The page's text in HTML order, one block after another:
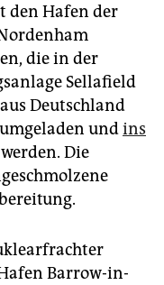
den Hafen der
die in der
Sellafield
Deutschland
undins
Die
Barrow-in-